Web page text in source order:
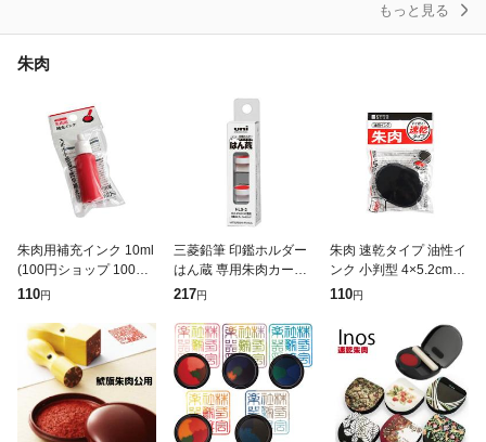
もっと見る
朱肉
朱肉用補充インク 10ml
(100円ショップ 100円
均一 100均一 100均)
110円
三菱鉛筆 印鑑ホルダー
はん蔵 専用朱肉カート
リッジ HLS-2 補充カー
スタンプ台 HLD-2用 un
217円
朱肉 速乾タイプ 油性イ
ンク 小判型 4×5.2cm (1
00円ショップ 100円均
110円